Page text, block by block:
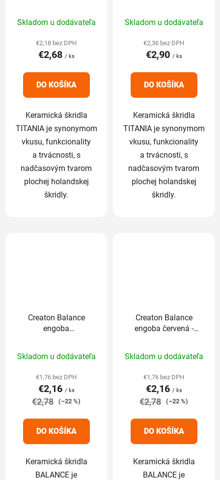
hodnotenie
produktu
je
z
Skladom u dodávateľa
€2,18 bez DPH
€2,68 / ks
DO KOŠÍKA
Keramická škridla
TITANIA je synonymom
vkusu, funkcionality
a trvácnosti, s
nadčasovým tvarom
plochej holandskej
škridly.
hodnotenie
produktu
je
z
Skladom u dodávateľa
€2,36 bez DPH
€2,90 / ks
DO KOŠÍKA
Keramická škridla
TITANIA je synonymom
vkusu, funkcionality
a trvácnosti, s
nadčasovým tvarom
plochej holandskej
škridly.
Creaton Balance
engoba
hodnotenie
produktu
je
4,7
5
hviezdičiek.
Skladom u dodávateľa
€1,76 bez DPH
€2,16 / ks
€2,78 (–22 %)
DO KOŠÍKA
Keramická škridla
BALANCE je
Creaton Balance
engoba červená -
hodnotenie
produktu
je
5,0
5
hviezdičiek.
Skladom u dodávateľa
€1,76 bez DPH
€2,16 / ks
€2,78 (–22 %)
DO KOŠÍKA
Keramická škridla
BALANCE je